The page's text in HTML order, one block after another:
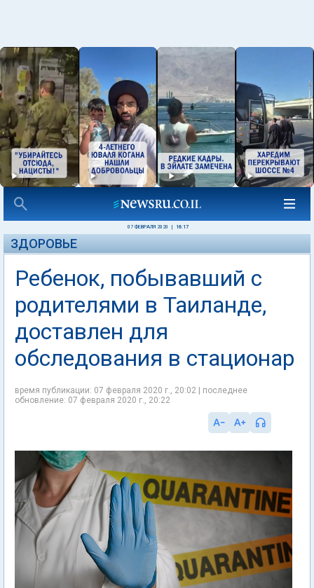
07 ФЕВРАЛЯ 2020 16:17
ЗДОРОВЬЕ
Ребенок, побывавший с
родителями в Таиланде,
доставлен для
обследования в стационар
время публикации: 07 февраля 2020 г., 20:02 | последнее
обновление: 07 февраля 2020 г., 20:22